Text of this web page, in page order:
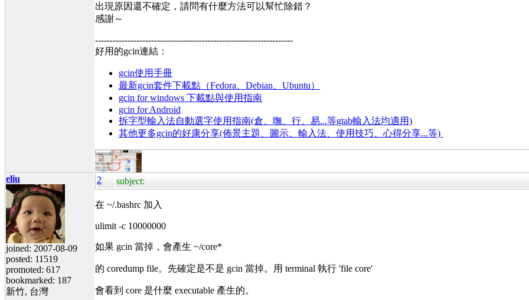
出現原因還不確定，請問有什麼方法可以幫忙除錯？
感謝～
-------------------------------------------------------------------
好用的gcin連結：
gcin使用手冊
最新gcin套件下載點（Fedora、Debian、Ubuntu）
gcin for windows 下載點與使用指南
gcin for Android
拆字型輸入法自動選字使用指南(倉、嘸、行、易...等gtab輸入法均適用)
其他更多gcin的好康分享(佈景主題、圖示、輸入法、使用技巧、心得分享...等)
eliu
joined: 2007-08-09
posted: 11519
promoted: 617
bookmarked: 187
新竹, 台灣
2 subject:
在 ~/.bashrc 加入
ulimit -c 10000000
如果 gcin 當掉，會產生 ~/core*
的 coredump file。先確定是不是 gcin 當掉。用 terminal 執行 'file core'
會看到 core 是什麼 executable 產生的。